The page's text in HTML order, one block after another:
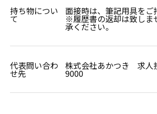
持ち物につい
て
面接時は、筆記用具をご
※履歴書の返却は致しま
承ください。
代表問い合わ
せ先
株式会社あかつき 求
9000